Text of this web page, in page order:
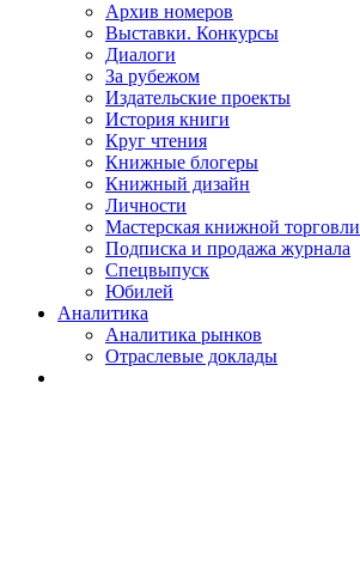
Архив номеров
Выставки. Конкурсы
Диалоги
За рубежом
Издательские проекты
История книги
Круг чтения
Книжные блогеры
Книжный дизайн
Личности
Мастерская книжной торговли
Подписка и продажа журнала
Спецвыпуск
Юбилей
Аналитика
Аналитика рынков
Отраслевые доклады